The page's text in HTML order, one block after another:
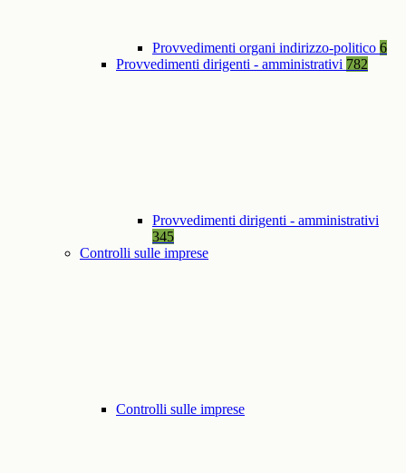
Provvedimenti organi indirizzo-politico 6
Provvedimenti dirigenti - amministrativi 782
Provvedimenti dirigenti - amministrativi
345
Controlli sulle imprese
Controlli sulle imprese